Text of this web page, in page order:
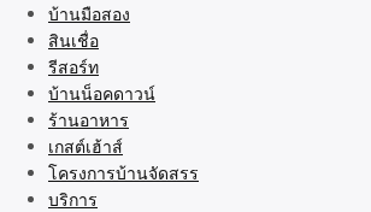
บ้านมือสอง
สินเชื่อ
รีสอร์ท
บ้านน็อคดาวน์
ร้านอาหาร
เกสต์เฮ้าส์
โครงการบ้านจัดสรร
บริการ